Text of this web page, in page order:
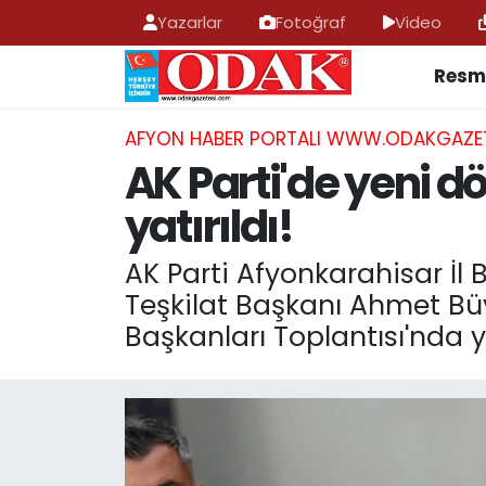
Yazarlar Fotoğraf Video
AFYON HABER PORTALI
AK Parti'de yeni
yatırıldı!
AK Parti Afyonkarahisar İl
Teşkilat Başkanı Ahmet
Başkanları Toplantısı'nda
AFYONKARAHİSAR HABERLERİ
Resmi İlan
ASAYİŞ
GÜNCEL
SİYASET
MAGAZİN
SAĞLIK
Nöbetçi Eczaneler
Hava Durumu
Trafik Durumu
Süper Lig Puan Durumu ve Fikstür
Tüm Manşetler
Son Dakika Haberleri
Haber Arşivi